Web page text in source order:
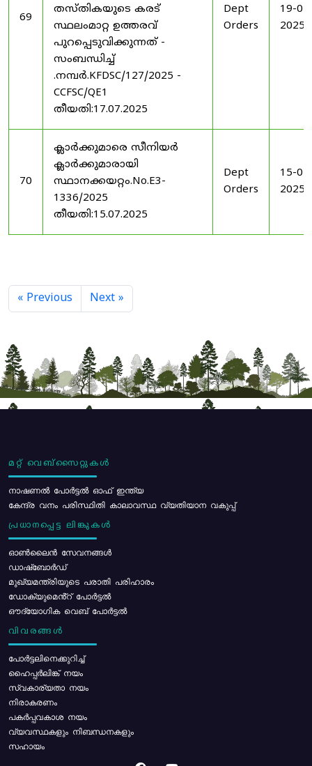
69
തസ്തികയുടെ കരട്
സ്ഥലംമാറ്റ ഉത്തരവ്
പുറപ്പെടുവിക്കുന്നത് -
സംബന്ധിച്ച്
.നമ്പർ.KFDSC/127/2025 -
CCFSC/QE1
തീയതി:17.07.2025
Dept
Orders
19-
2025
70
ക്ലാർക്കുമാരെ സീനിയർ
ക്ലാർക്കുമാരായി
സ്ഥാനക്കയറ്റം.No.E3-
1336/2025
തീയതി:15.07.2025
Dept
Orders
15-
2025
« Previous Next »
മറ്റ് വെബ്സൈറ്റുകൾ
നാഷണൽ പോർട്ടൽ ഓഫ് ഇന്ത്യ
കേന്ദ്ര വനം പരിസ്ഥിതി കാലാവസ്ഥ വ്യതിയാന വകുപ്പ്
പ്രധാനപ്പെട്ട ലിങ്കുകൾ
ഓൺലൈൻ സേവനങ്ങൾ
ഡാഷ്ബോർഡ്
മുഖ്യമന്ത്രിയുടെ പരാതി പരിഹാരം
ഡോക്യുമെൻ്റ് പോർട്ടൽ
ഔദ്യോഗിക വെബ് പോർട്ടൽ
വിവരങ്ങൾ
പോര്‍ട്ടലിനെക്കുറിച്ച്
ഹൈപ്പർലിങ്ക് നയം
സ്വകാര്യതാ നയം
നിരാകരണം
പകർപ്പവകാശ നയം
വ്യവസ്ഥകളും നിബന്ധനകളും
സഹായം